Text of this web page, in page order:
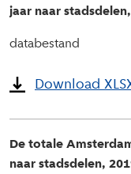
jaar naar
databestand
Download
De totale
naar stadsdelen,